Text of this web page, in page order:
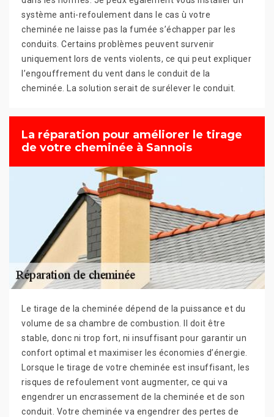
système anti-refoulement dans le cas ù votre
cheminée ne laisse pas la fumée s’échapper par les
conduits. Certains problèmes peuvent survenir
uniquement lors de vents violents, ce qui peut expliquer
l’engouffrement du vent dans le conduit de la
cheminée. La solution serait de surélever le conduit.
La réparation pour améliorer le tirage
de votre cheminée à Sannois
Le tirage de la cheminée dépend de la puissance et du
volume de sa chambre de combustion. Il doit être
stable, donc ni trop fort, ni insuffisant pour garantir un
confort optimal et maximiser les économies d’énergie.
Lorsque le tirage de votre cheminée est insuffisant, les
risques de refoulement vont augmenter, ce qui va
engendrer un encrassement de la cheminée et de son
conduit. Votre cheminée va engendrer des pertes de